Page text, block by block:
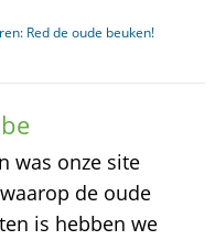
Red de oude beuken!
was onze site
de oude
is hebben we